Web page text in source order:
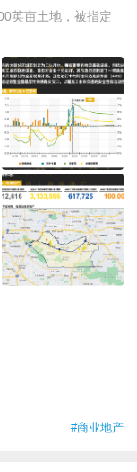
英亩土地，被指定
#商业地产